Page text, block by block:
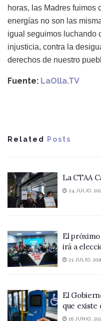
horas, las Madres fuimos
energías no son las
igual seguimos luchando
injusticia, contra la
derechos de nuestro
Fuente: LaOlla.TV
Related Posts
La CTAA
24 JULIO,
El
irá a
21 JULIO,
El
que existe
16 JUNIO,